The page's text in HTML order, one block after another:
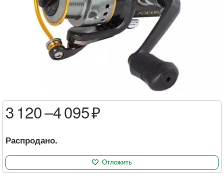
3 120 –4 095
Распродано.
Отложить